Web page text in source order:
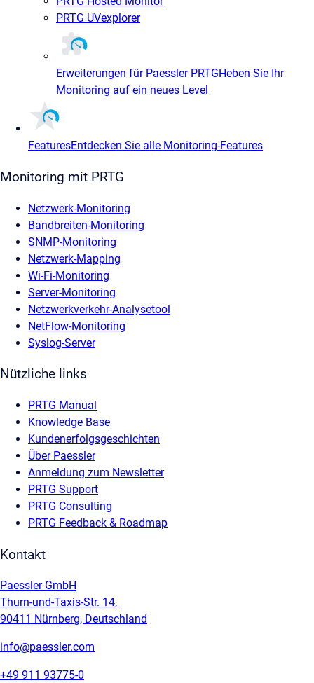
PRTG UVexplorer
Erweiterungen für Paessler PRTGHeben Sie Ihr
Monitoring auf ein neues Level
FeaturesEntdecken Sie alle Monitoring-Features
Monitoring mit PRTG
Netzwerk-Monitoring
Bandbreiten-Monitoring
SNMP-Monitoring
Netzwerk-Mapping
Wi-Fi-Monitoring
Server-Monitoring
Netzwerkverkehr-Analysetool
NetFlow-Monitoring
Syslog-Server
Nützliche links
PRTG Manual
Knowledge Base
Kundenerfolgsgeschichten
Über Paessler
Anmeldung zum Newsletter
PRTG Support
PRTG Consulting
PRTG Feedback & Roadmap
Kontakt
Paessler GmbH
Thurn-und-Taxis-Str. 14,
90411 Nürnberg, Deutschland
info@paessler.com
+49 911 93775-0